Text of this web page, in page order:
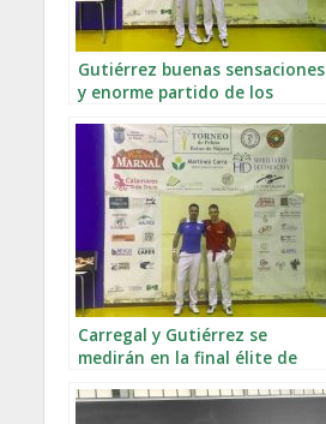
Gutiérrez buenas sensaciones
y enorme partido de los
Carregal y Gutiérrez se
medirán en la final élite de